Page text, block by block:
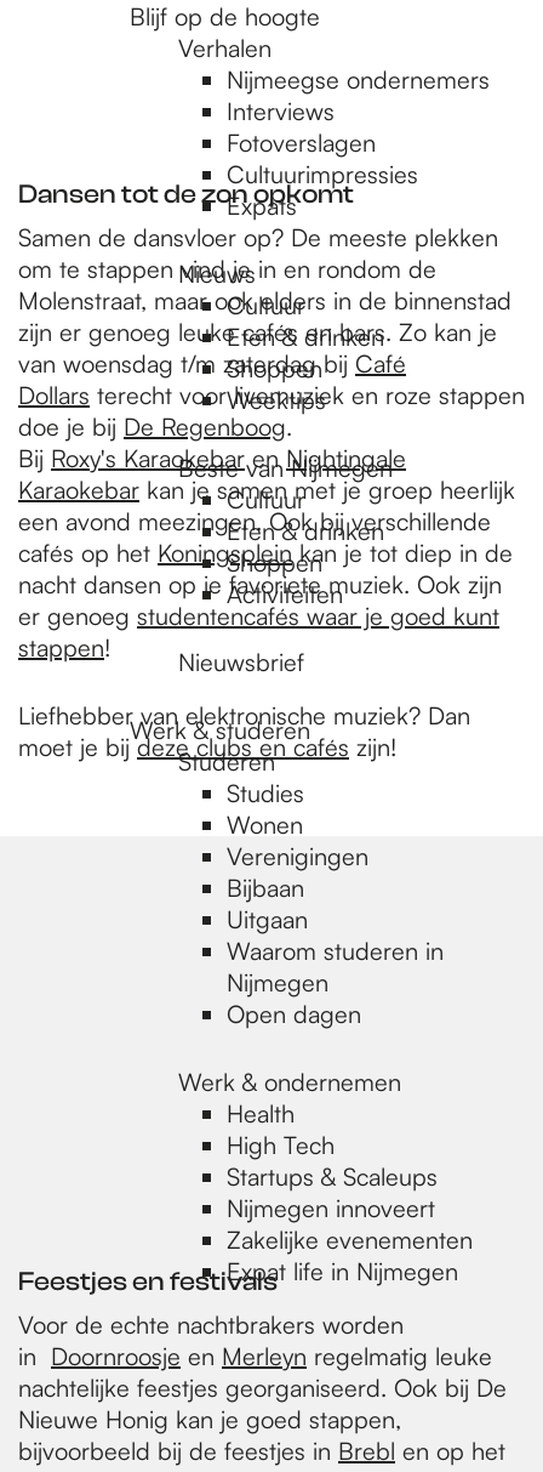
Blijf op de hoogte
Verhalen
Nijmeegse ondernemers
Interviews
Fotoverslagen
Cultuurimpressies
Expats
Nieuws
Cultuur
Eten & drinken
Shoppen
Weektips
Beste van Nijmegen
Cultuur
Eten & drinken
Shoppen
Activiteiten
Nieuwsbrief
Werk & studeren
Studeren
Studies
Wonen
Verenigingen
Bijbaan
Uitgaan
Waarom studeren in
Nijmegen
Open dagen
Werk & ondernemen
Health
High Tech
Startups & Scaleups
Nijmegen innoveert
Zakelijke evenementen
Expat life in Nijmegen
Dansen tot de zon opkomt
Samen de dansvloer op? De meeste plekken
om te stappen vind je in en rondom de
Molenstraat, maar ook elders in de binnenstad
zijn er genoeg leuke cafés en bars. Zo kan je
van woensdag t/m zaterdag bij Café
Dollars terecht voor livemuziek en roze stappen
doe je bij De Regenboog.
Bij Roxy's KaraokebarenNightingale
Karaokebar kan je samen met je groep heerlijk
een avond meezingen. Ook bij verschillende
cafés op het Koningspleinkan je tot diep in de
nacht dansen op je favoriete muziek. Ook zijn
er genoeg studentencafés waar je goed kunt
stappen!
Liefhebber van elektronische muziek? Dan
moet je bijdeze clubs en cafés zijn!
Feestjes en festivals
Voor de echte nachtbrakers worden
in Doornroosje en Merleyn regelmatig leuke
nachtelijke feestjes georganiseerd. Ook bij De
Nieuwe Honig kan je goed stappen,
bijvoorbeeld bij de feestjes in Brebl en op het